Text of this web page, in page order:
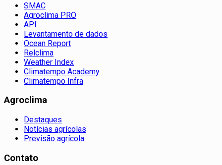
SMAC
Agroclima PRO
API
Levantamento de dados
Ocean Report
Relclima
Weather Index
Climatempo Academy
Climatempo Infra
Agroclima
Destaques
Notícias agrícolas
Previsão agrícola
Contato